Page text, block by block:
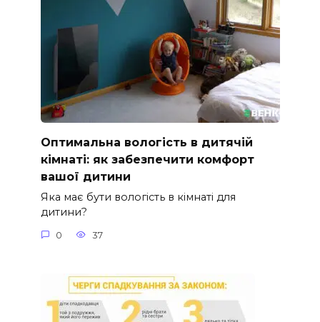
Оптимальна вологість в дитячій
кімнаті: як забезпечити комфорт
вашої дитини
Яка має бути вологість в кімнаті для
дитини?
0 37